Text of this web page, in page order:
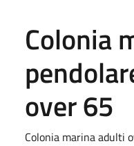
Colonia
over 65
Colonia marina adulti